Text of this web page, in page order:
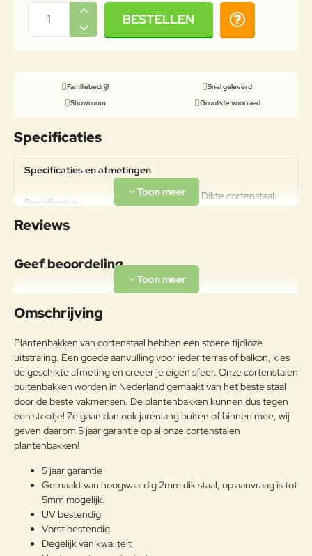
BESTELLEN
Familiebedrijf
Snel geleverd
Showroom
Grootste voorraad
Specificaties
Specificaties en afmetingen
Specificaties
Gewicht: 30kg Dikte cortenstaal:
Reviews
Geef beoordeling
Uw naam:
g:
Note:HTML-code wordt niet vertaald!
Waardering:
Waarderin
g:
Slecht
Verder
Omschrijving
Plantenbakken van cortenstaal hebben een stoere tijdloze
uitstraling. Een goede aanvulling voor ieder terras of balkon, kies
de geschikte afmeting en creëer je eigen sfeer. Onze cortenstalen
buitenbakken worden in Nederland gemaakt van het beste staal
door de beste vakmensen. De plantenbakken kunnen dus tegen
een stootje! Ze gaan dan ook jarenlang buiten of binnen mee, wij
geven daarom 5 jaar garantie op al onze cortenstalen
plantenbakken!
5 jaar garantie
Gemaakt van hoogwaardig 2mm dik staal, op aanvraag is tot
5mm mogelijk.
UV bestendig
Vorst bestendig
Degelijk van kwaliteit